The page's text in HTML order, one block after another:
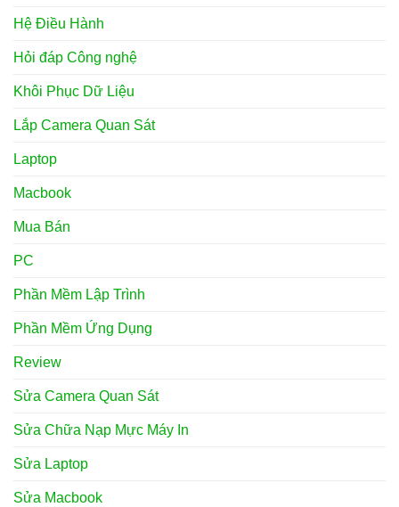
Hệ Điều Hành
Hỏi đáp Công nghệ
Khôi Phục Dữ Liệu
Lắp Camera Quan Sát
Laptop
Macbook
Mua Bán
PC
Phần Mềm Lập Trình
Phần Mềm Ứng Dụng
Review
Sửa Camera Quan Sát
Sửa Chữa Nạp Mực Máy In
Sửa Laptop
Sửa Macbook